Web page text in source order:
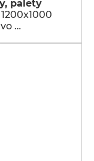
palety
…